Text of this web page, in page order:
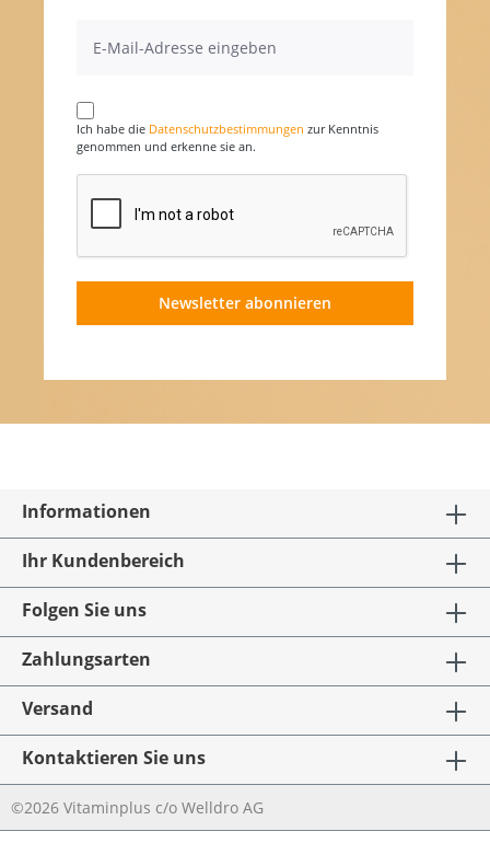
Ich habe die Datenschutzbestimmungen zur Kenntnis
genommen und erkenne sie an.
Newsletter abonnieren
Informationen
Ihr Kundenbereich
Folgen Sie uns
Zahlungsarten
Versand
Kontaktieren Sie uns
©2026 Vitaminplus c/o Welldro AG